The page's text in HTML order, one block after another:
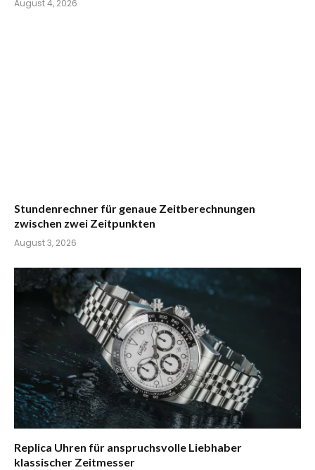
August 4, 2026
Stundenrechner für genaue Zeitberechnungen
zwischen zwei Zeitpunkten
August 3, 2026
Replica Uhren für anspruchsvolle Liebhaber
klassischer Zeitmesser